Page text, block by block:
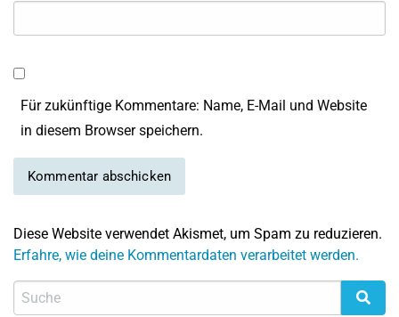
Für zukünftige Kommentare: Name, E-Mail und Website
in diesem Browser speichern.
Diese Website verwendet Akismet, um Spam zu reduzieren.
Erfahre, wie deine Kommentardaten verarbeitet werden.